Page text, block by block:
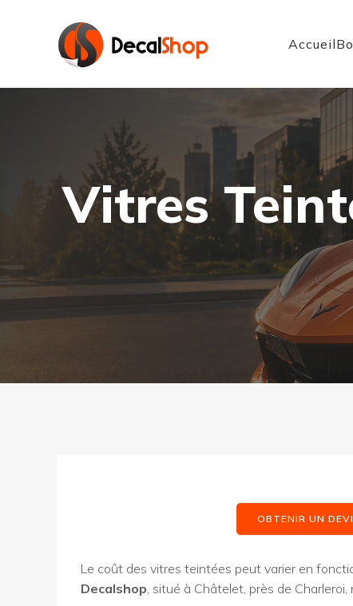
Accueil
Vitres
OBTENIR UN
Le coût des vitres teintées peut varier en
Decalshop , situé à Châtelet, près de